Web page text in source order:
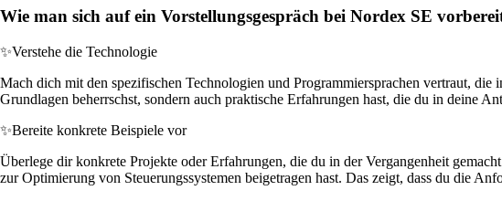
Wie man sich auf ein Vorstellungsgespräch bei Nordex SE
✨Verstehe die Technologie
Mach dich mit den spezifischen Technologien und Programmiersprachen vertraut,
Grundlagen beherrschst, sondern auch praktische Erfahrungen hast, die du in deine
✨Bereite konkrete Beispiele vor
Überlege dir konkrete Projekte oder Erfahrungen, die du in der Vergangenheit
zur Optimierung von Steuerungssystemen beigetragen hast. Das zeigt, dass du die